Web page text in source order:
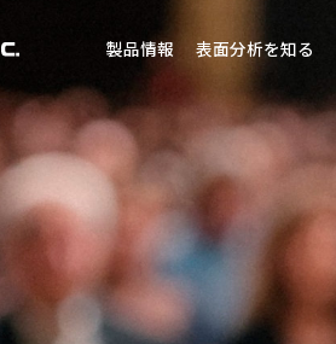
製品情報 表面分析を知る